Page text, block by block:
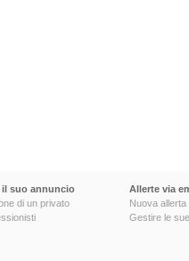
suo annuncio
di un privato
Allerte via
Nuova allerta
Gestire le